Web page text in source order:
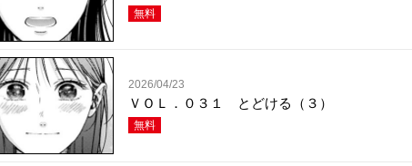
無料
2026/04/23
ＶＯＬ．０３１ とどける（３）
無料